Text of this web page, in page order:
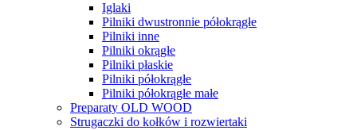
Iglaki
Pilniki dwustronnie półokrągłe
Pilniki inne
Pilniki okrągłe
Pilniki płaskie
Pilniki półokrągłe
Pilniki półokrągłe małe
Preparaty OLD WOOD
Strugaczki do kołków i rozwiertaki